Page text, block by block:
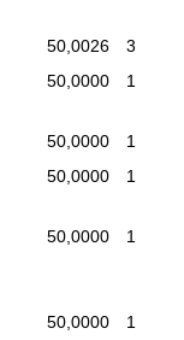
50,0026 3
50,0000 1
50,0000 1
50,0000 1
50,0000 1
50,0000 1